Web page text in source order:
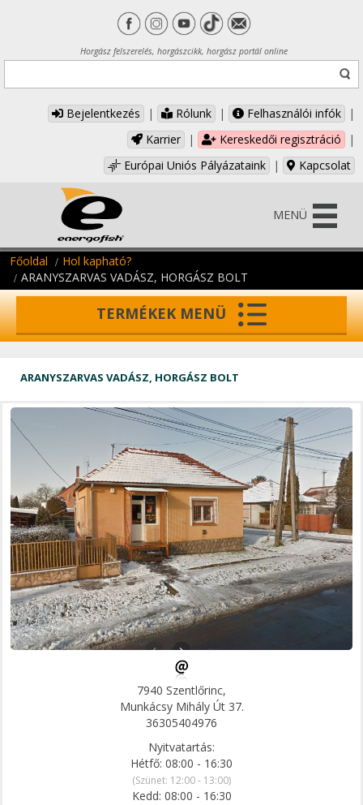
Horgász felszerelés, horgászcikk, horgász portál online
Bejelentkezés | Rólunk | Felhasználói infók
|
Karrier
| Kereskedői regisztráció
|
Európai Uniós Pályázataink
| Kapcsolat
MENÜ
Főoldal
Hol kapható?
ARANYSZARVAS VADÁSZ, HORGÁSZ BOLT
TERMÉKEK MENÜ
ARANYSZARVAS VADÁSZ, HORGÁSZ BOLT
7940 Szentlőrinc,
Munkácsy Mihály Út 37.
36305404976
Nyitvatartás:
Hétfő: 08:00 - 16:30
(Szünet: 12:00 - 13:00)
Kedd: 08:00 - 16:30